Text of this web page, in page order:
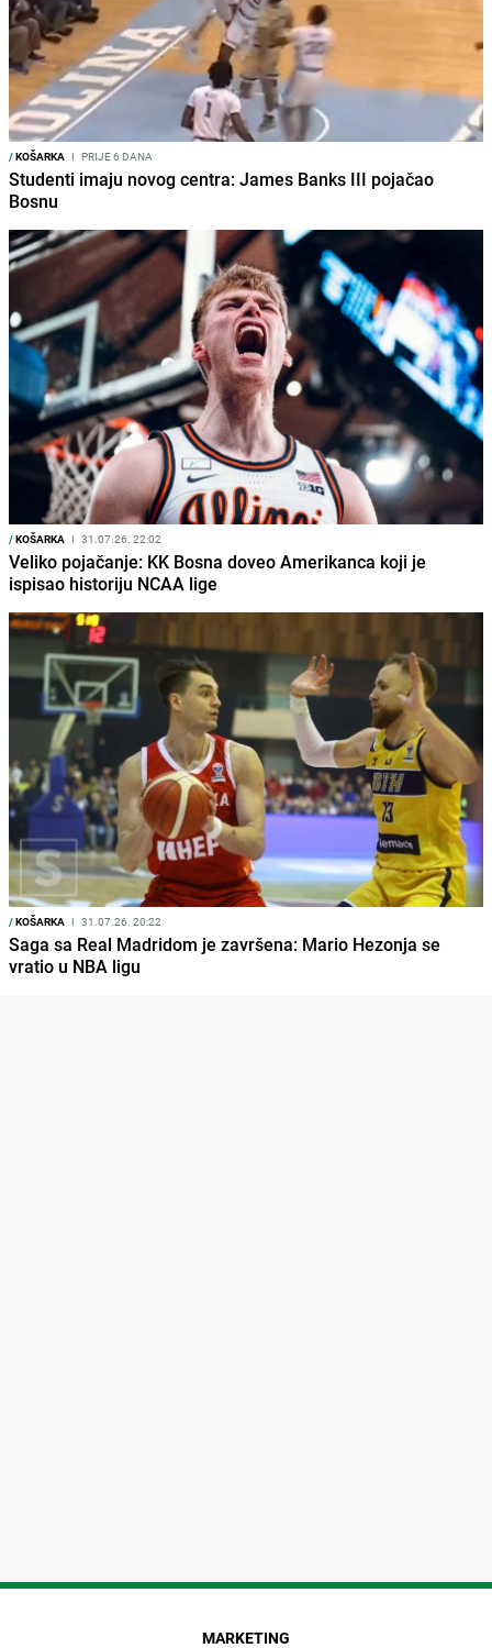
/KOŠARKA I PRIJE 6 DANA
Studenti imaju novog centra: James Banks III pojačao
Bosnu
/KOŠARKA I 31.07.26. 22:02
Veliko pojačanje: KK Bosna doveo Amerikanca koji je
ispisao historiju NCAA lige
/KOŠARKA I 31.07.26. 20:22
Saga sa Real Madridom je završena: Mario Hezonja se
vratio u NBA ligu
MARKETING